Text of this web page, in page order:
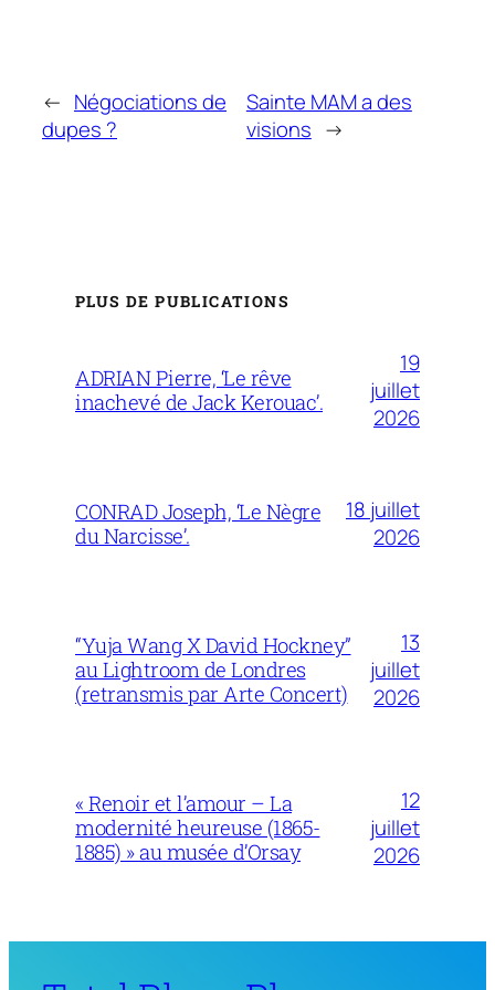
← Négociations de
dupes ?
Sainte MAM a des
visions →
PLUS DE PUBLICATIONS
ADRIAN Pierre, ‘Le rêve
inachevé de Jack Kerouac’.
19
juillet
2026
CONRAD Joseph, ‘Le Nègre
du Narcisse’.
18 juillet
2026
“Yuja Wang X David Hockney”
au Lightroom de Londres
(retransmis par Arte Concert)
13
juillet
2026
« Renoir et l’amour – La
modernité heureuse (1865-
1885) » au musée d’Orsay
12
juillet
2026